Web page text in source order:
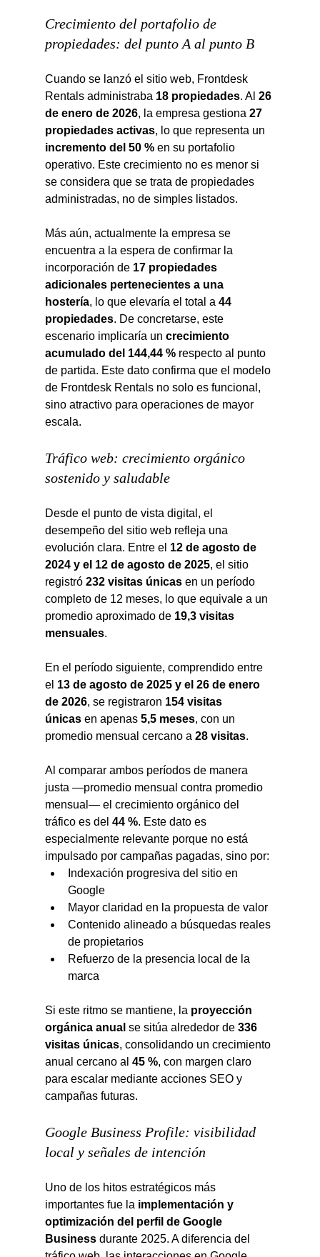
Crecimiento del portafolio de
propiedades: del punto A al punto B
Cuando se lanzó el sitio web, Frontdesk
Rentals administraba 18 propiedades. Al 26
de enero de 2026, la empresa gestiona 27
propiedades activas, lo que representa un
incremento del 50 % en su portafolio
operativo. Este crecimiento no es menor si
se considera que se trata de propiedades
administradas, no de simples listados.
Más aún, actualmente la empresa se
encuentra a la espera de confirmar la
incorporación de 17 propiedades
adicionales pertenecientes a una
hostería, lo que elevaría el total a 44
propiedades. De concretarse, este
escenario implicaría un crecimiento
acumulado del 144,44 % respecto al punto
de partida. Este dato confirma que el modelo
de Frontdesk Rentals no solo es funcional,
sino atractivo para operaciones de mayor
escala.
Tráfico web: crecimiento orgánico
sostenido y saludable
Desde el punto de vista digital, el
desempeño del sitio web refleja una
evolución clara. Entre el 12 de agosto de
2024 y el 12 de agosto de 2025, el sitio
registró 232 visitas únicas en un período
completo de 12 meses, lo que equivale a un
promedio aproximado de 19,3 visitas
mensuales.
En el período siguiente, comprendido entre
el 13 de agosto de 2025 y el 26 de enero
de 2026, se registraron 154 visitas
únicas en apenas 5,5 meses, con un
promedio mensual cercano a 28 visitas.
Al comparar ambos períodos de manera
justa —promedio mensual contra promedio
mensual— el crecimiento orgánico del
tráfico es del 44 %. Este dato es
especialmente relevante porque no está
impulsado por campañas pagadas, sino por:
Indexación progresiva del sitio en
Google
Mayor claridad en la propuesta de valor
Contenido alineado a búsquedas reales
de propietarios
Refuerzo de la presencia local de la
marca
Si este ritmo se mantiene, la proyección
orgánica anual se sitúa alrededor de 336
visitas únicas, consolidando un crecimiento
anual cercano al 45 %, con margen claro
para escalar mediante acciones SEO y
campañas futuras.
Google Business Profile: visibilidad
local y señales de intención
Uno de los hitos estratégicos más
importantes fue la implementación y
optimización del perfil de Google
Business durante 2025. A diferencia del